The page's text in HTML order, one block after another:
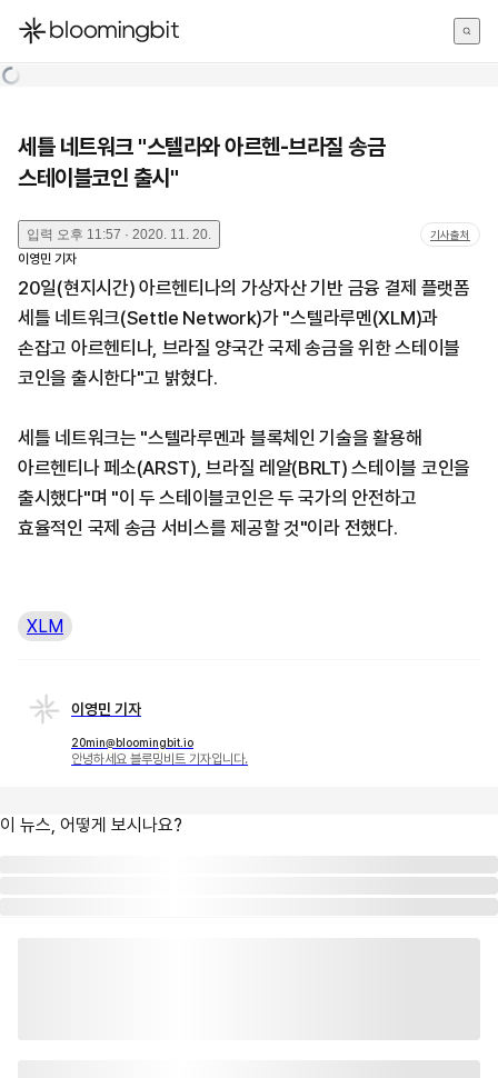
한국어
세틀 네트워크 "스텔라와 아르헨-브라질 송금
스테이블코인 출시"
입력 오후 11:57 · 2020. 11. 20. 기사출처
이영민 기자
20일(현지시간) 아르헨티나의 가상자산 기반 금융 결제 플랫폼
세틀 네트워크(Settle Network)가 "스텔라루멘(XLM)과
손잡고 아르헨티나, 브라질 양국간 국제 송금을 위한 스테이블
코인을 출시한다"고 밝혔다.
세틀 네트워크는 "스텔라루멘과 블록체인 기술을 활용해
아르헨티나 페소(ARST), 브라질 레알(BRLT) 스테이블 코인을
출시했다"며 "이 두 스테이블코인은 두 국가의 안전하고
효율적인 국제 송금 서비스를 제공할 것"이라 전했다.
XLM
이영민 기자
20min@bloomingbit.io
안녕하세요 블루밍비트 기자입니다.
이 뉴스, 어떻게 보시나요?